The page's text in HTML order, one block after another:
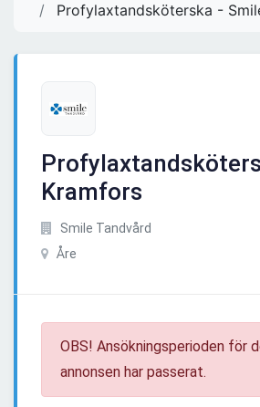
Profylaxtandsköterska -
Kramfors
Smile Tandvård
Åre
OBS! Ansökningsperioden för
annonsen har passerat.